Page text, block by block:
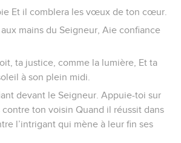
Et il comblera les vœux de ton cœur.
mains du Seigneur, Aie confiance
ta justice, comme la lumière, Et ta
à son plein midi.
devant le Seigneur. Appuie-toi sur
contre ton voisin Quand il réussit dans
l’intrigant qui mène à leur fin ses